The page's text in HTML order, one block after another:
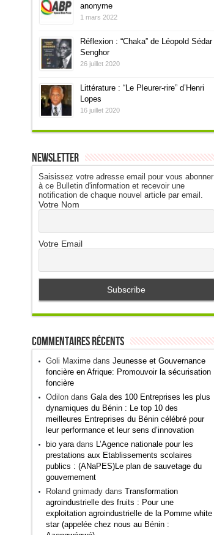
anonyme
1 mars 2022
Réflexion : “Chaka” de Léopold Sédar
Senghor
26 juillet 2020
Littérature : “Le Pleurer-rire” d’Henri
Lopes
16 juillet 2020
Newsletter
Saisissez votre adresse email pour vous abonner
à ce Bulletin d'information et recevoir une
notification de chaque nouvel article par email.
Votre Nom
Votre Email
Commentaires récents
Goli Maximedans Jeunesse et Gouvernance
foncière en Afrique: Promouvoir la sécurisation
foncière
Odilondans Gala des 100 Entreprises les plus
dynamiques du Bénin : Le top 10 des
meilleures Entreprises du Bénin célébré pour
leur performance et leur sens d’innovation
bio yaradans L’Agence nationale pour les
prestations aux Etablissements scolaires
publics : (ANaPES)Le plan de sauvetage du
gouvernement
Roland gnimadydans Transformation
agroindustrielle des fruits : Pour une
exploitation agroindustrielle de la Pomme white
star (appelée chez nous au Bénin :